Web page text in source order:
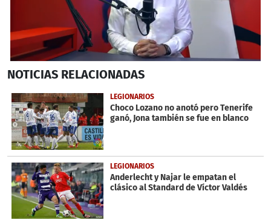
seconds
7
minutes,
45
seconds
NOTICIAS RELACIONADAS
LEGIONARIOS
Choco Lozano no anotó pero Tenerife
ganó, Jona también se fue en blanco
LEGIONARIOS
Anderlecht y Najar le empatan el
clásico al Standard de Víctor Valdés